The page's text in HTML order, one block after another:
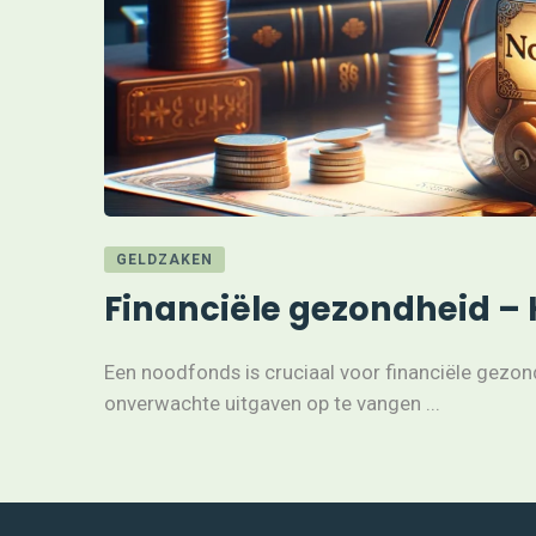
GELDZAKEN
Financiële gezondheid
Een noodfonds is cruciaal voor financiële
onverwachte uitgaven op te vangen ...